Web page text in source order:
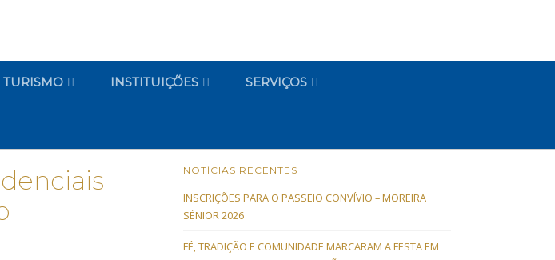
TURISMO INSTITUIÇÕES SERVIÇOS
NOTÍCIAS RECENTES
INSCRIÇÕES PARA O PASSEIO CONVÍVIO – MOREIRA
SÉNIOR 2026
FÉ, TRADIÇÃO E COMUNIDADE MARCARAM A FESTA EM